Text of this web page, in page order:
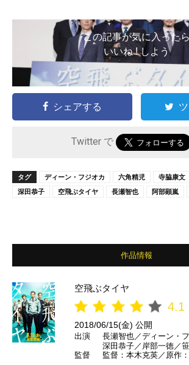
この記事が気に入ったら
いいね ! しよう
シェアする
Twitter で
タグ ディーン・フジオカ 六角精児 寺脇康文
深田恭子
空飛ぶタイヤ 長瀬智也 阿部顕嵐
作品情報
空飛ぶタイヤ
4.1
2018/06/15(金) 公開
出演
長瀬智也／ディーン・
深田恭子／岸部一徳／
小池栄子／阿部顕嵐／
監督 監督：本木克英／原作